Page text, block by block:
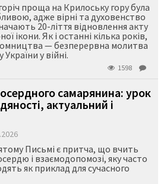
проща на Крилоську гору була
адже вірні та духовенство
20-ліття відновлення акту
ікони. Як і останні кілька років,
— безперервна молитва
у війні.
1598
самарянина: урок
актуальний і
Письмі є притча, що вчить
і взаємодопомозі, яку часто
як приклад для сучасного